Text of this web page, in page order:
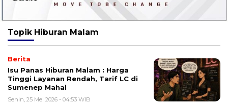
Topik Hiburan Malam
Berita
Isu Panas Hiburan Malam : Harga
Tinggi Layanan Rendah, Tarif LC di
Sumenep Mahal
Senin, 25 Mei 2026 - 04:53 WIB